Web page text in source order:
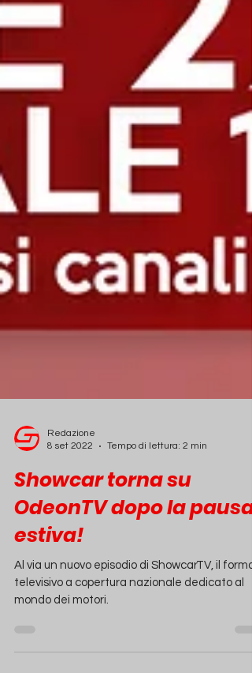
Showcar torna su
OdeonTV dopo la pausa
estiva!
Al via un nuovo episodio di ShowcarTV, il
televisivo a copertura nazionale dedicato al